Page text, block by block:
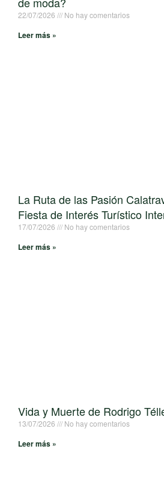
22/07/2026 No hay comentarios
Leer más »
La Ruta de las Pasión
Fiesta de Interés Turístico
17/07/2026 No hay comentarios
Leer más »
Vida y Muerte de Rodrigo
13/07/2026 No hay comentarios
Leer más »